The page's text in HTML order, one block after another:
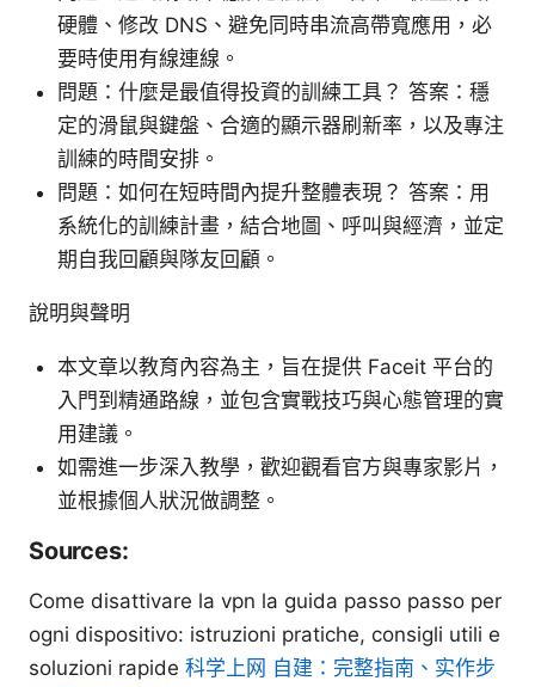
硬體、修改 DNS、避免同時串流高帶寬應用，必
要時使用有線連線。
問題：什麼是最值得投資的訓練工具？ 答案：穩
定的滑鼠與鍵盤、合適的顯示器刷新率，以及專注
訓練的時間安排。
問題：如何在短時間內提升整體表現？ 答案：用
系統化的訓練計畫，結合地圖、呼叫與經濟，並定
期自我回顧與隊友回顧。
說明與聲明
本文章以教育內容為主，旨在提供 Faceit 平台的
入門到精通路線，並包含實戰技巧與心態管理的實
用建議。
如需進一步深入教學，歡迎觀看官方與專家影片，
並根據個人狀況做調整。
Sources:
Come disattivare la vpn la guida passo passo per
ogni dispositivo: istruzioni pratiche, consigli utili e
soluzioni rapide 科学上网 自建：完整指南、实作步